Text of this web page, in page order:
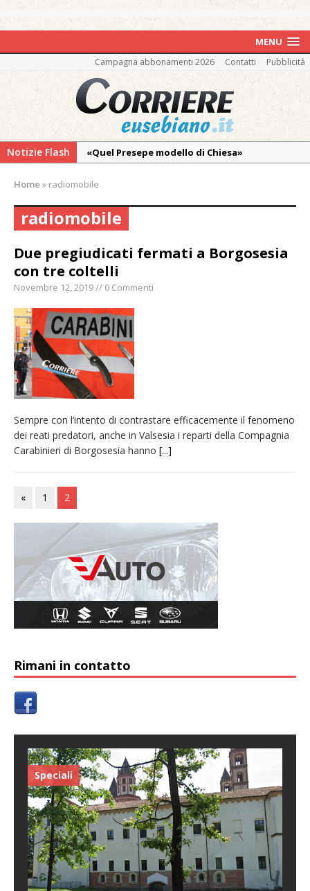
MENU
Campagna abbonamenti 2026 Contatti Pubblicità
Notizie Flash
«Quel Presepe modello di Chiesa»
Ringraziamento: convegno, messa e
mercatino agricolo
Vercelli: in alcune vie nuova tracciatura delle
zone blu
Nuovo fronte delle fiamme: vasto incendio
alle pendici del Monte Barone
Centinaia di vercellesi a Oropa per il
pellegrinaggio diocesano
Intervento dei vigili del fuoco per un
incendio di sterpaglie a Caresanablot
Asl Vc: arrivano i nuovi totem multifunzionali
per i pagamenti delle prestazioni
Dieci anni fa l’ingresso a Vercelli
dell’arcivescovo mons. Marco Arnolfo
Home » radiomobile
radiomobile
Due pregiudicati fermati a Borgosesia
con tre coltelli
Novembre 12, 2019 // 0 Commenti
Sempre con l’intento di contrastare efficacemente il fenomeno
dei reati predatori, anche in Valsesia i reparti della Compagnia
Carabinieri di Borgosesia hanno [...]
« 1 2
Rimani in contatto
Speciali